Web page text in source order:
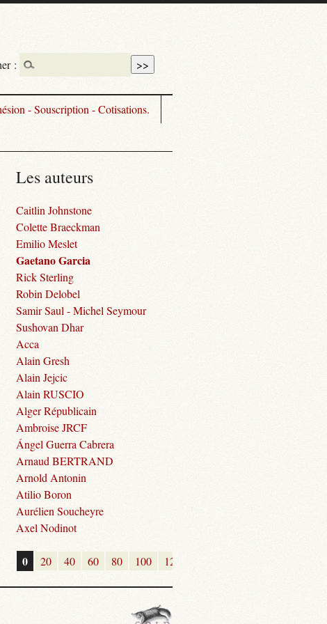
- Souscription - Cotisations.
:
Les auteurs
Caitlin Johnstone
Colette Braeckman
Emilio Meslet
Gaetano Garcia
Rick Sterling
Robin Delobel
Samir Saul - Michel Seymour
Sushovan Dhar
Acca
Alain Gresh
Alain Jejcic
Alain RUSCIO
Alger Républicain
Ambroise JRCF
Ángel Guerra Cabrera
Arnaud BERTRAND
Arnold Antonin
Atilio Boron
Aurélien Soucheyre
Axel Nodinot
0 20 40 60 80 100 120